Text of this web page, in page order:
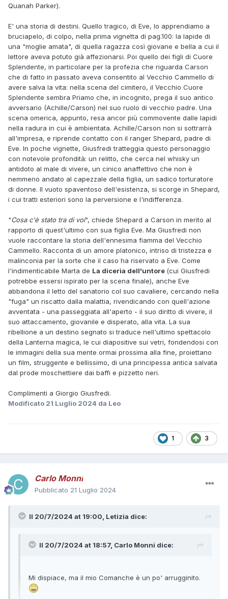
Quanah Parker).
E' una storia di destini. Quello tragico, di Eve, lo apprendiamo a
bruciapelo, di colpo, nella prima vignetta di pag.100: la lapide di
una "moglie amata", di quella ragazza così giovane e bella a cui il
lettore aveva potuto già affezionarsi. Poi quello dei figli di Cuore
Splendente, in particolare per la profezia che riguarda Carson
che di fatto in passato aveva consentito al Vecchio Cammello di
avere salva la vita: nella scena del cimitero, il Vecchio Cuore
Splendente sembra Priamo che, in incognito, prega il suo antico
avversario (Achille/Carson) nel suo ruolo di vecchio padre. Una
scena omerica, appunto, resa ancor più commovente dalle lapidi
nella radura in cui è ambientata. Achille/Carson non si sottrarrà
all'impresa, e riprende contatto con il ranger Shepard, padre di
Eve. In poche vignette, Giusfredi tratteggia questo personaggio
con notevole profondità: un relitto, che cerca nel whisky un
antidoto al male di vivere, un cinico anaffettivo che non è
nemmeno andato al capezzale della figlia, un sadico torturatore
di donne. Il vuoto spaventoso dell'esistenza, si scorge in Shepard,
i cui tratti esteriori sono la perversione e l'indifferenza.
"Cosa c'è stato tra di voi", chiede Shepard a Carson in merito al
rapporto di quest'ultimo con sua figlia Eve. Ma Giusfredi non
vuole raccontare la storia dell'ennesima fiamma del Vecchio
Cammello. Racconta di un amore platonico, intriso di tristezza e
malinconia per la sorte che il caso ha riservato a Eve. Come
l'indimenticabile Marta de La diceria dell'untore (cui Giusfredi
potrebbe essersi ispirato per la scena finale), anche Eve
abbandona il letto del sanatorio col suo cavaliere, cercando nella
"fuga" un riscatto dalla malattia, rivendicando con quell'azione
avventata - una passeggiata all'aperto - il suo diritto di vivere, il
suo attaccamento, giovanile e disperato, alla vita. La sua
ribellione a un destino segnato si traduce nell'ultimo spettacolo
della Lanterna magica, le cui diapositive sui vetri, fondendosi con
le immagini della sua mente ormai prossima alla fine, proiettano
un film, struggente e bellissimo, di una principessa antica salvata
dal prode moschettiere dai baffi e pizzetto neri.
Complimenti a Giorgio Giusfredi.
Modificato 21 Luglio 2024 da Leo
1 3
Carlo Monni
Pubblicato 21 Luglio 2024
Il 20/7/2024 at 19:00, Letizia dice:
Il 20/7/2024 at 18:57, Carlo Monni dice:
Mi dispiace, ma il mio Comanche è un po' arrugginito.